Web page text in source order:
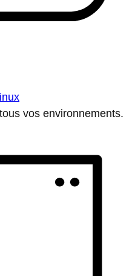
vos environnements.